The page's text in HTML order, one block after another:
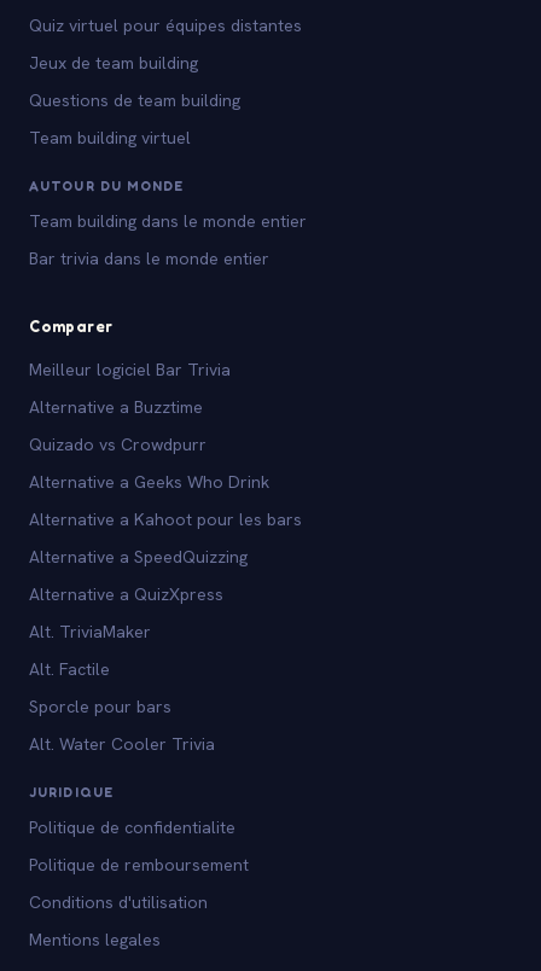
Quiz virtuel pour équipes distantes
Jeux de team building
Questions de team building
Team building virtuel
AUTOUR DU MONDE
Team building dans le monde entier
Bar trivia dans le monde entier
Comparer
Meilleur logiciel Bar Trivia
Alternative a Buzztime
Quizado vs Crowdpurr
Alternative a Geeks Who Drink
Alternative a Kahoot pour les bars
Alternative a SpeedQuizzing
Alternative a QuizXpress
Alt. TriviaMaker
Alt. Factile
Sporcle pour bars
Alt. Water Cooler Trivia
JURIDIQUE
Politique de confidentialite
Politique de remboursement
Conditions d'utilisation
Mentions legales